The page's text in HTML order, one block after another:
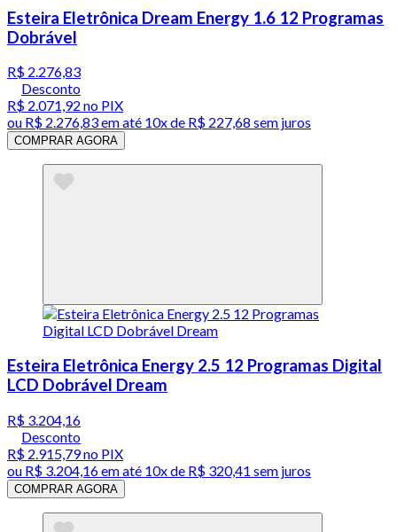
Esteira Eletrônica Dream Energy 1.6 12 Programas
Dobrável
R$ 2.276,83
Desconto
R$ 2.071,92 no PIX
ou R$ 2.276,83em até 10x de R$ 227,68 sem juros
COMPRAR AGORA
Esteira Eletrônica Energy 2.5 12 Programas Digital
LCD Dobrável Dream
R$ 3.204,16
Desconto
R$ 2.915,79no PIX
ou R$ 3.204,16em até 10x de R$ 320,41 sem juros
COMPRAR AGORA